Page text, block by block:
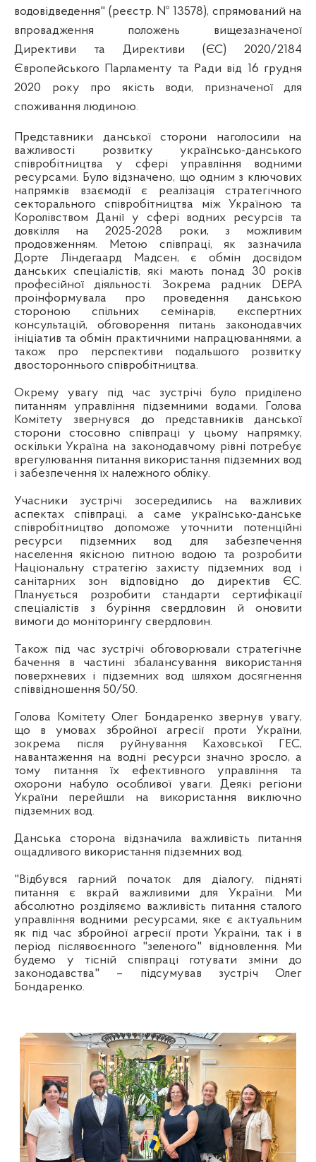
водовідведення" (реєстр. № 13578), спрямований на
впровадження положень вищезазначеної
Директиви та Директиви (ЄС) 2020/2184
Європейського Парламенту та Ради від 16 грудня
2020 року про якість води, призначеної для
споживання людиною.
Представники данської сторони наголосили на
важливості розвитку українсько-данського
співробітництва у сфері управління водними
ресурсами. Було відзначено, що одним з ключових
напрямків взаємодії є реалізація стратегічного
секторального співробітництва між Україною та
Королівством Данії у сфері водних ресурсів та
довкілля на 2025-2028 роки, з можливим
продовженням. Метою співпраці, як зазначила
Дорте Ліндегаард Мадсен, є обмін досвідом
данських спеціалістів, які мають понад 30 років
професійної діяльності. Зокрема радник DEPA
проінформувала про проведення данською
стороною спільних семінарів, експертних
консультацій, обговорення питань законодавчих
ініціатив та обмін практичними напрацюваннями, а
також про перспективи подальшого розвитку
двостороннього співробітництва.
Окрему увагу під час зустрічі було приділено
питанням управління підземними водами. Голова
Комітету звернувся до представників данської
сторони стосовно співпраці у цьому напрямку,
оскільки Україна на законодавчому рівні потребує
врегулювання питання використання підземних вод
і забезпечення їх належного обліку.
Учасники зустрічі зосередились на важливих
аспектах співпраці, а саме українсько-данське
співробітництво допоможе уточнити потенційні
ресурси підземних вод для забезпечення
населення якісною питною водою та розробити
Національну стратегію захисту підземних вод і
санітарних зон відповідно до директив ЄС.
Планується розробити стандарти сертифікації
спеціалістів з буріння свердловин й оновити
вимоги до моніторингу свердловин.
Також під час зустрічі обговорювали стратегічне
бачення в частині збалансування використання
поверхневих і підземних вод шляхом досягнення
співвідношення 50/50.
Голова Комітету Олег Бондаренко звернув увагу,
що в умовах збройної агресії проти України,
зокрема після руйнування Каховської ГЕС,
навантаження на водні ресурси значно зросло, а
тому питання їх ефективного управління та
охорони набуло особливої уваги. Деякі регіони
України перейшли на використання виключно
підземних вод.
Данська сторона відзначила важливість питання
ощадливого використання підземних вод.
"Відбувся гарний початок для діалогу, підняті
питання є вкрай важливими для України. Ми
абсолютно розділяємо важливість питання сталого
управління водними ресурсами, яке є актуальним
як під час збройної агресії проти України, так і в
період післявоєнного "зеленого" відновлення. Ми
будемо у тісній співпраці готувати зміни до
законодавства" – підсумував зустріч Олег
Бондаренко.